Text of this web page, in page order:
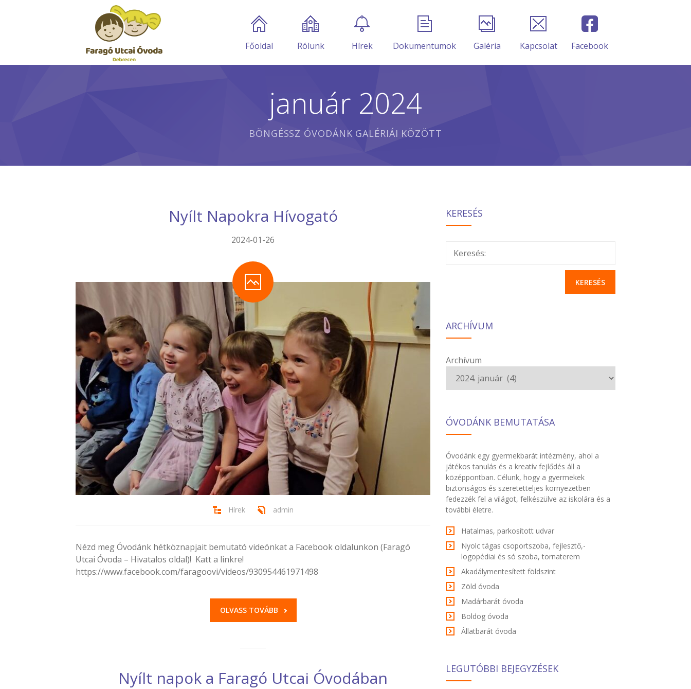
Főoldal Rólunk Hírek Dokumentumok Galéria Kapcsolat Facebook
január 2024
BÖNGÉSSZ ÓVODÁNK GALÉRIÁI KÖZÖTT
Nyílt Napokra Hívogató
2024-01-26
Hírek admin
Nézd meg Óvodánk hétköznapjait bemutató videónkat a Facebook oldalunkon (Faragó
Utcai Óvoda – Hivatalos oldal)! Katt a linkre!
https://www.facebook.com/faragoovi/videos/930954461971498
OLVASS TOVÁBB
Nyílt napok a Faragó Utcai Óvodában
KERESÉS
Keresés:
ARCHÍVUM
Archívum
ÓVODÁNK BEMUTATÁSA
Óvodánk egy gyermekbarát intézmény, ahol a
játékos tanulás és a kreatív fejlődés áll a
középpontban. Célunk, hogy a gyermekek
biztonságos és szeretetteljes környezetben
fedezzék fel a világot, felkészülve az iskolára és a
további életre.
Hatalmas, parkosított udvar
Nyolc tágas csoportszoba, fejlesztő,-
logopédiai és só szoba, tornaterem
Akadálymentesített földszint
Zöld óvoda
Madárbarát óvoda
Boldog óvoda
Állatbarát óvoda
LEGUTÓBBI BEJEGYZÉSEK